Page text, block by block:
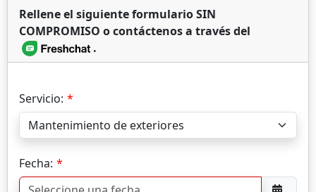
Rellene el siguiente formulario SIN
COMPROMISO o contáctenos a través del
.
Servicio:
Fecha: